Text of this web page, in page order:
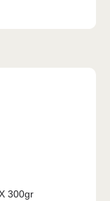
300gr